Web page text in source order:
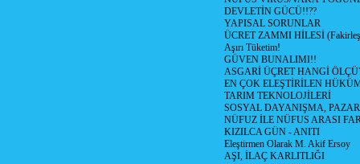
DEVLETİN GÜCÜ!!??
YAPISAL SORUNLAR
ÜCRET ZAMMI HİLESİ
Aşırı Tüketim!
GÜVEN BUNALIMI!!
ASGARİ ÜÇRET HANGİ
EN ÇOK ELEŞTİRİLEN
TARIM TEKNOLOJİLERİ
SOSYAL DAYANIŞMA,
NÜFUZ İLE NÜFUS ARASI
KIZILCA GÜN - ANITI
Eleştirmen Olarak M. Akif Ersoy
AŞI, İLAÇ KARLITLIĞI